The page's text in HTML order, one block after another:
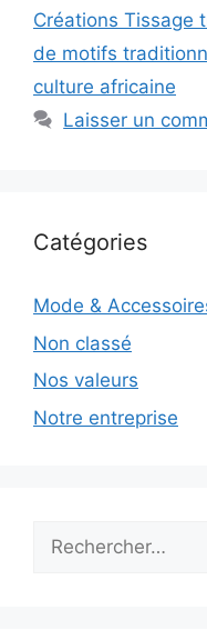
Créations Tissage
de motifs
culture africaine
Laisser un
Catégories
Mode &
Non classé
Nos valeurs
Notre entreprise